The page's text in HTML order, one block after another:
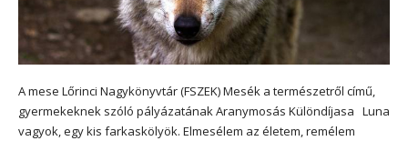
A mese Lőrinci Nagykönyvtár (FSZEK) Mesék a természetről című,
gyermekeknek szóló pályázatának Aranymosás Különdíjasa Luna
vagyok, egy kis farkaskölyök. Elmesélem az életem, remélem